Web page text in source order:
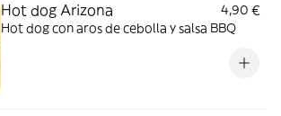
Hot dog Arizona
4,90 €
Hot dog con aros de cebolla y salsa BBQ